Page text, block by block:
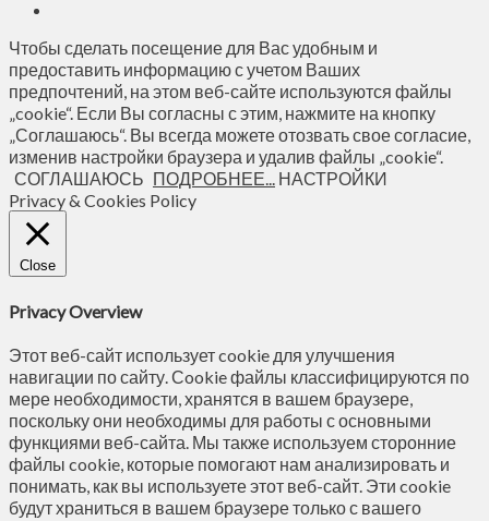
Чтобы сделать посещение для Вас удобным и
предоставить информацию с учетом Ваших
предпочтений, на этом веб-сайте используются файлы
„cookie“. Если Вы согласны с этим, нажмите на кнопку
„Соглашаюсь“. Вы всегда можете отозвать свое согласие,
изменив настройки браузера и удалив файлы „cookie“.
СОГЛАШАЮСЬ ПОДРОБНЕЕ... НАСТРОЙКИ
Privacy & Cookies Policy
Close
Privacy Overview
Этот веб-сайт использует cookie для улучшения
навигации по сайту. Сookie файлы классифицируются по
мере необходимости, хранятся в вашем браузере,
поскольку они необходимы для работы с основными
функциями веб-сайта. Мы также используем сторонние
файлы cookie, которые помогают нам анализировать и
понимать, как вы используете этот веб-сайт. Эти cookie
будут храниться в вашем браузере только с вашего